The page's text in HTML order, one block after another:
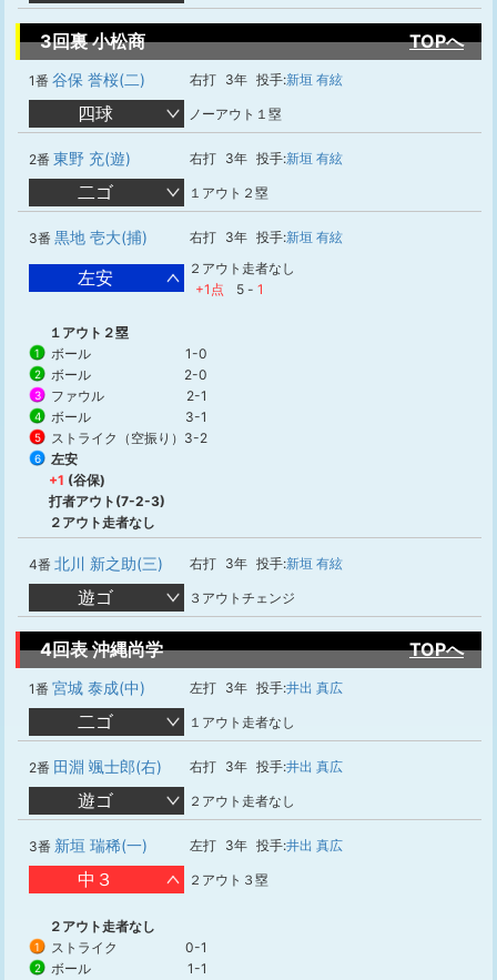
3回裏 小松商 TOPへ
1番 谷保 誉桜(二) 右打 3年 投手:新垣 有絃
四球 ノーアウト１塁
2番 東野 充(遊) 右打 3年 投手:新垣 有絃
二ゴ １アウト２塁
3番 黒地 壱大(捕) 右打 3年 投手:新垣 有絃
左安
２アウト走者なし
+1点
5 - 1
１アウト２塁
1 ボール 1-0
2 ボール 2-0
3 ファウル 2-1
4 ボール 3-1
5 ストライク（空振り） 3-2
6
左安
+1 (谷保)
打者アウト(7-2-3)
２アウト走者なし
4番 北川 新之助(三) 右打 3年 投手:新垣 有絃
遊ゴ ３アウトチェンジ
4回表 沖縄尚学 TOPへ
1番 宮城 泰成(中) 左打 3年 投手:井出 真広
二ゴ １アウト走者なし
2番 田淵 颯士郎(右) 右打 3年 投手:井出 真広
遊ゴ ２アウト走者なし
3番 新垣 瑞稀(一) 左打 3年 投手:井出 真広
中３ ２アウト３塁
２アウト走者なし
1 ストライク 0-1
2 ボール 1-1